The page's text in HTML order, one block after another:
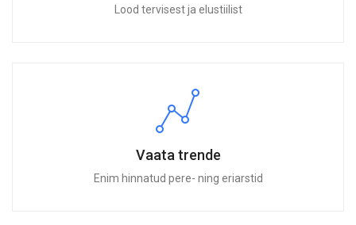
Lood tervisest ja elustiilist
Vaata trende
Enim hinnatud pere- ning eriarstid